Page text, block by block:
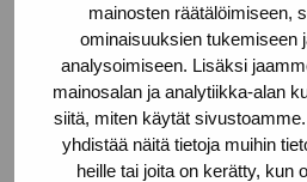
mainosten räätälöimiseen,
ominaisuuksien tukemiseen
analysoimiseen. Lisäksi
mainosalan ja analytiikka-alan
siitä, miten käytät
yhdistää näitä tietoja muihin
heille tai joita on kerätty, kun
Gustav Wasas gata 11
10600 Ekenäs
proartibus@proartibus.fi
+358 (0)50 371 6339